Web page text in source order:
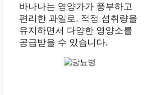
바나나는 영양가가 풍부하고
편리한 과일로, 적정 섭취량을
유지하면서 다양한 영양소를
공급받을 수 있습니다.